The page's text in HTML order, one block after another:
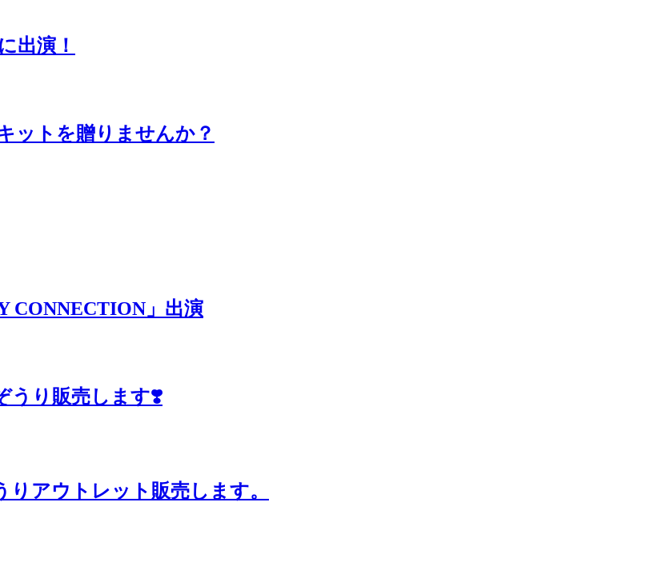
出演！
ットを贈りませんか？
CONNECTION」出演
うり販売します❣️
りアウトレット販売します。